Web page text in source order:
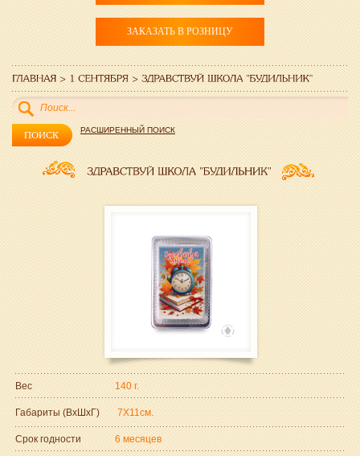
ЗАКАЗАТЬ В РОЗНИЦУ
РАСШИРЕННЫЙ ПОИСК
Вес 140 г.
Габариты (ВxШxГ) 7Х11см.
Срок годности 6 месяцев